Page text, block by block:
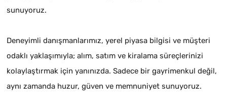
sunuyoruz.
Deneyimli danışmanlarımız, yerel piyasa bilgisi ve müşteri
odaklı yaklaşımıyla; alım, satım ve kiralama süreçlerinizi
kolaylaştırmak için yanınızda. Sadece bir gayrimenkul değil,
aynı zamanda huzur, güven ve memnuniyet sunuyoruz.